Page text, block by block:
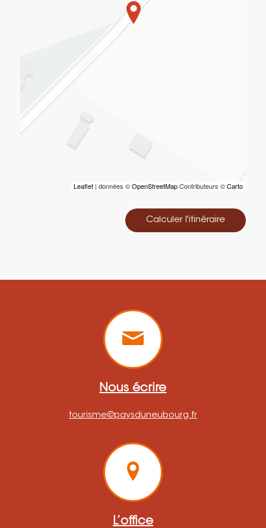
Leaflet | données ©OpenStreetMapContributeurs ©Carto
Calculer l'itinéraire
Nous écrire
tourisme@paysduneubourg.fr
L’office